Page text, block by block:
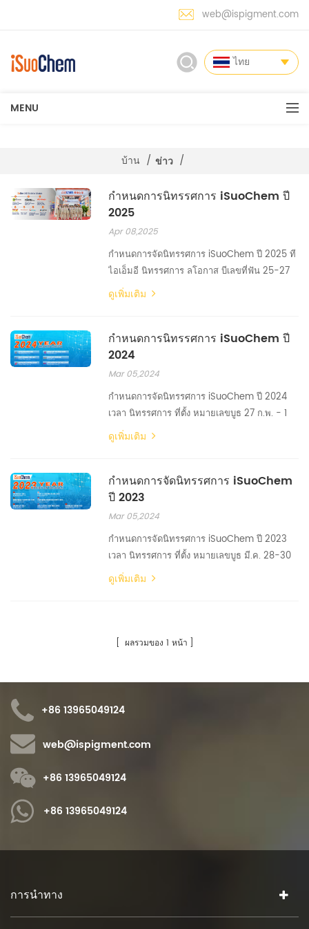
web@ispigment.com
ไทย
MENU
บ้าน / ข่าว /
กำหนดการนิทรรศการ iSuoChem ปี
2025
Apr 08,2025
กำหนดการจัดนิทรรศการ iSuoChem ปี 2025 ที
ไอเอ็มอี นิทรรศการ ลโอกาส บีเลขที่ฟัน 25-27
มีนาคม 2568 งานแสดงเคลือบสีแห่งยุโรป 2025
นูเรมเบิร์ก ประเทศเยอรมนี 5-131กรัม 26-28
ประเทศเกาหลีใต้ D27 15-18 เมษายน 2568 ไช
น่าพลาส 2025 เซินเจิ้น ประเทศจีน 13T37 13-15
พฤษภา...
ดูเพิ่มเติม
กำหนดการนิทรรศการ iSuoChem ปี
2024
Mar 05,2024
กำหนดการจัดนิทรรศการ iSuoChem ปี 2024
เวลา​ นิทรรศการ ที่ตั้ง หมายเลขบูธ 27 ก.พ. - 1
มี.ค. 2567 อินเตอร์ลาโคกราสกา 2024 มอสโคว
ประเทศรัสเซีย FH180 16-18 เมษายน 2567 การ
อาหรับเอมิเรตส์ Z5E70 8-10 พฤษภาคม 2567 สี
เสื้อโค้ตตุรกีอิสตันบูล อิสตันบูล, ตุรกี D440 3-5
ธัน...
ดูเพิ่มเติม
กำหนดการจัดนิทรรศการ iSuoChem
ปี 2023
Mar 05,2024
กำหนดการจัดนิทรรศการ iSuoChem ปี 2023
เวลา​ นิทรรศการ ที่ตั้ง หมายเลขบูธ มี.ค. 28-30
พ.ศ. 2566 ยูโรเปโคทโชว์ ECS 2023 นูเรมเบิร์ก
ประเทศเยอรมนี 5-244 อาจ. 17-19 พ.ศ. 2566 สี
เคลือบเอเชียแปซิฟิก กรุงเทพประเทศไทย D58
ดูเพิ่มเติม
ผลรวมของ 1 หน้า
+86 13965049124
web@ispigment.com
+86 13965049124
+86 13965049124
การนำทาง